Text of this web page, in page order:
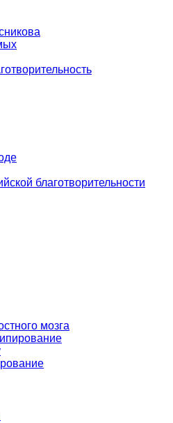
благотворительности
мозга